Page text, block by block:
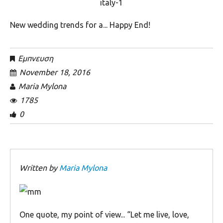
Νew wedding trends for a... Happy End!
Εμπνευση
November 18, 2016
Maria Mylona
1785
0
Written byMaria Mylona
Οne quote, my point of view... “Let me live, love,